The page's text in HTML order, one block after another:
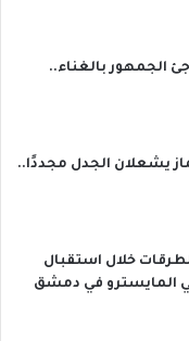
الجمهور بالغناء..
يشعلان الجدل مجددًا..
خلال استقبال
المايسترو في دمشق